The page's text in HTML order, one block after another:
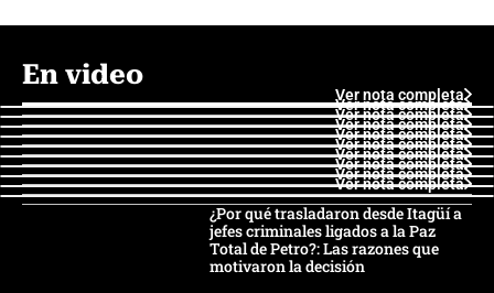
En video
Ver nota completa
Ver nota completa
Ver nota completa
Ver nota completa
Ver nota completa
Ver nota completa
Ver nota completa
Ver nota completa
Ver nota completa
Ver nota completa
¿Por qué trasladaron desde Itagüí a
jefes criminales ligados a la Paz
Total de Petro?: Las razones que
motivaron la decisión